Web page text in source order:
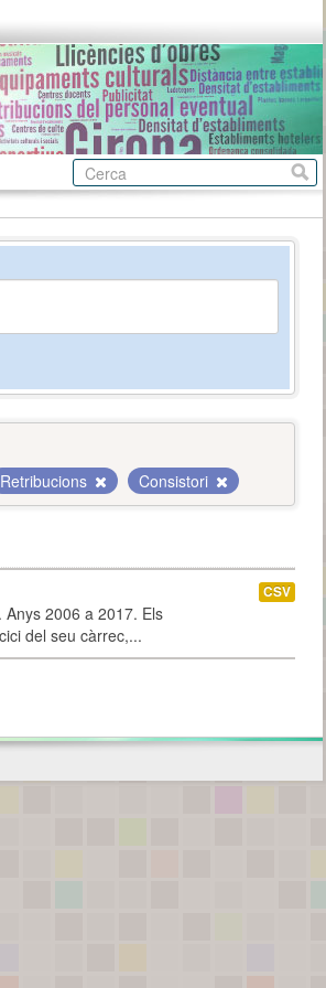
Retribucions Consistori
2006 a 2017. Els
del seu càrrec,...
CSV